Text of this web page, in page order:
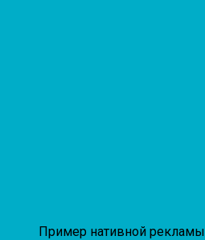
Пример нативной рекламы